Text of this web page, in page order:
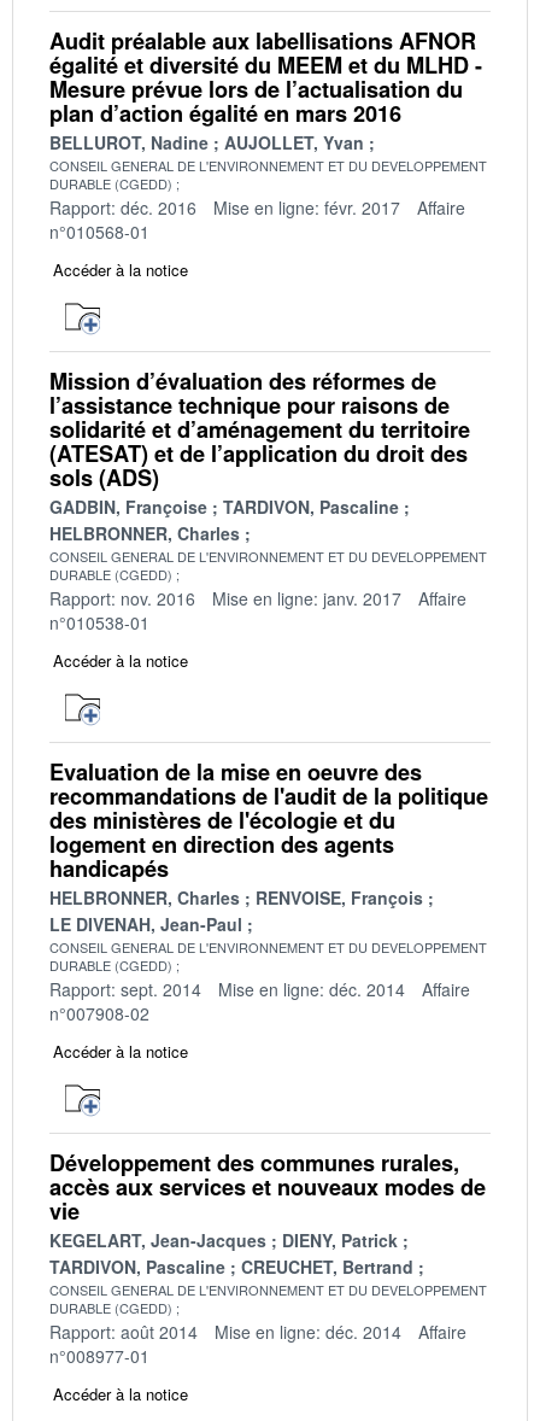
Audit préalable aux labellisations AFNOR
égalité et diversité du MEEM et du MLHD -
Mesure prévue lors de l’actualisation du
plan d’action égalité en mars 2016
BELLUROT, Nadine AUJOLLET, Yvan
CONSEIL GENERAL DE L'ENVIRONNEMENT ET DU DEVELOPPEMENT
DURABLE (CGEDD)
Rapport: déc. 2016 Mise en ligne: févr. 2017
Affaire
n°010568-01
Accéder à la notice
Mission d’évaluation des réformes de
l’assistance technique pour raisons de
solidarité et d’aménagement du territoire
(ATESAT) et de l’application du droit des
sols (ADS)
GADBIN, Françoise
TARDIVON, Pascaline
HELBRONNER, Charles
CONSEIL GENERAL DE L'ENVIRONNEMENT ET DU DEVELOPPEMENT
DURABLE (CGEDD)
Rapport: nov. 2016 Mise en ligne: janv. 2017
Affaire
n°010538-01
Accéder à la notice
Evaluation de la mise en oeuvre des
recommandations de l'audit de la politique
des ministères de l'écologie et du
logement en direction des agents
handicapés
HELBRONNER, Charles
RENVOISE, François
LE DIVENAH, Jean-Paul
CONSEIL GENERAL DE L'ENVIRONNEMENT ET DU DEVELOPPEMENT
DURABLE (CGEDD)
Rapport: sept. 2014 Mise en ligne: déc. 2014
Affaire
n°007908-02
Accéder à la notice
Développement des communes rurales,
accès aux services et nouveaux modes de
vie
KEGELART, Jean-Jacques
DIENY, Patrick
TARDIVON, Pascaline
CREUCHET, Bertrand
CONSEIL GENERAL DE L'ENVIRONNEMENT ET DU DEVELOPPEMENT
DURABLE (CGEDD)
Rapport: août 2014 Mise en ligne: déc. 2014
Affaire
n°008977-01
Accéder à la notice